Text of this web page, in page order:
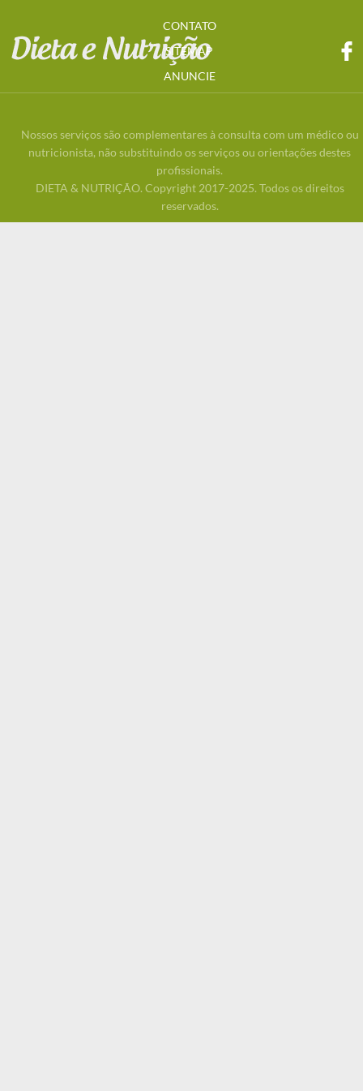
CONTATO
SITEMAP
ANUNCIE
Nossos serviços são complementares à consulta com um médico ou
nutricionista, não substituindo os serviços ou orientações destes
profissionais.
DIETA & NUTRIÇÃO. Copyright 2017-2025. Todos os direitos
reservados.